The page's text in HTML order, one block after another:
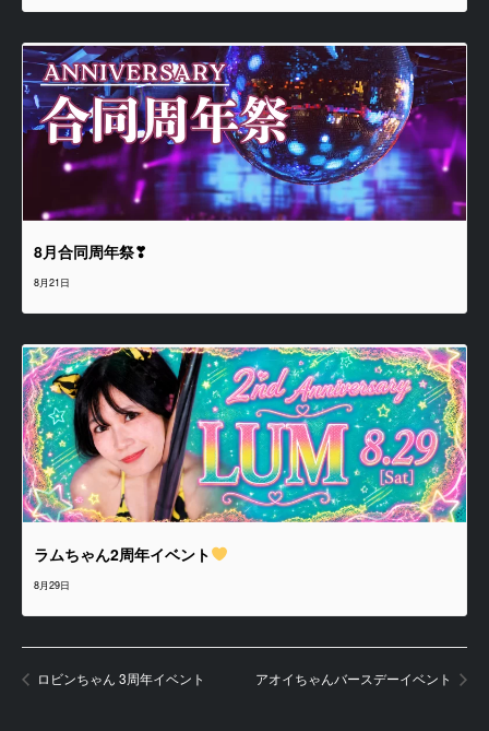
8月合同周年祭❣
8月21日
ラムちゃん2周年イベント
8月29日
ロビンちゃん 3周年イベント アオイちゃんバースデーイベント